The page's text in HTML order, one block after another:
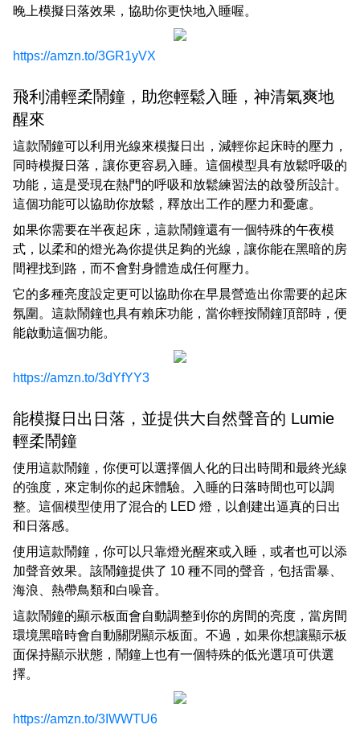
晚上模擬日落效果，協助你更快地入睡喔。
https://amzn.to/3GR1yVX
飛利浦輕柔鬧鐘，助您輕鬆入睡，神清氣爽地
醒來
這款鬧鐘可以利用光線來模擬日出，減輕你起床時的壓力，
同時模擬日落，讓你更容易入睡。這個模型具有放鬆呼吸的
功能，這是受現在熱門的呼吸和放鬆練習法的啟發所設計。
這個功能可以協助你放鬆，釋放出工作的壓力和憂慮。
如果你需要在半夜起床，這款鬧鐘還有一個特殊的午夜模
式，以柔和的燈光為你提供足夠的光線，讓你能在黑暗的房
間裡找到路，而不會對身體造成任何壓力。
它的多種亮度設定更可以協助你在早晨營造出你需要的起床
氛圍。這款鬧鐘也具有賴床功能，當你輕按鬧鐘頂部時，便
能啟動這個功能。
https://amzn.to/3dYfYY3
能模擬日出日落，並提供大自然聲音的 Lumie
輕柔鬧鐘
使用這款鬧鐘，你便可以選擇個人化的日出時間和最終光線
的強度，來定制你的起床體驗。入睡的日落時間也可以調
整。這個模型使用了混合的 LED 燈，以創建出逼真的日出
和日落感。
使用這款鬧鐘，你可以只靠燈光醒來或入睡，或者也可以添
加聲音效果。該鬧鐘提供了 10 種不同的聲音，包括雷暴、
海浪、熱帶鳥類和白噪音。
這款鬧鐘的顯示板面會自動調整到你的房間的亮度，當房間
環境黑暗時會自動關閉顯示板面。不過，如果你想讓顯示板
面保持顯示狀態，鬧鐘上也有一個特殊的低光選項可供選
擇。
https://amzn.to/3IWWTU6